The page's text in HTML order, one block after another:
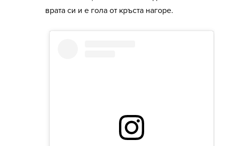
врата си и е гола от кръста нагоре.